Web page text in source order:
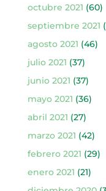
octubre 2021 (60)
septiembre 2021
agosto 2021 (46)
julio 2021 (37)
junio 2021 (37)
mayo 2021 (36)
abril 2021 (27)
marzo 2021 (42)
febrero 2021 (29)
enero 2021 (21)